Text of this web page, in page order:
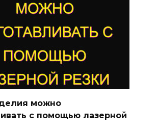
можно
с помощью лазерной